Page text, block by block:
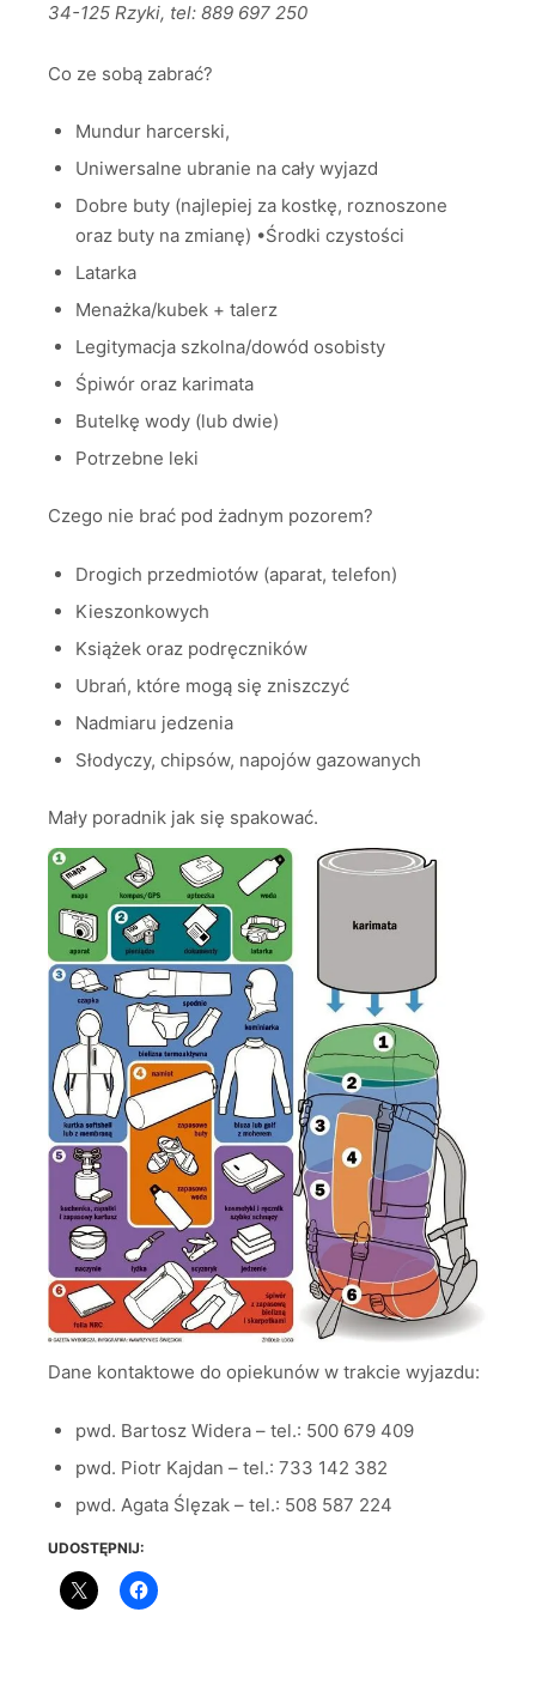
34-125 Rzyki, tel: 889 697 250
Co ze sobą zabrać?
Mundur harcerski,
Uniwersalne ubranie na cały wyjazd
Dobre buty (najlepiej za kostkę, roznoszone
oraz buty na zmianę) •Środki czystości
Latarka
Menażka/kubek + talerz
Legitymacja szkolna/dowód osobisty
Śpiwór oraz karimata
Butelkę wody (lub dwie)
Potrzebne leki
Czego nie brać pod żadnym pozorem?
Drogich przedmiotów (aparat, telefon)
Kieszonkowych
Książek oraz podręczników
Ubrań, które mogą się zniszczyć
Nadmiaru jedzenia
Słodyczy, chipsów, napojów gazowanych
Mały poradnik jak się spakować.
Dane kontaktowe do opiekunów w trakcie wyjazdu:
pwd. Bartosz Widera – tel.: 500 679 409
pwd. Piotr Kajdan – tel.: 733 142 382
pwd. Agata Ślęzak – tel.: 508 587 224
UDOSTĘPNIJ: